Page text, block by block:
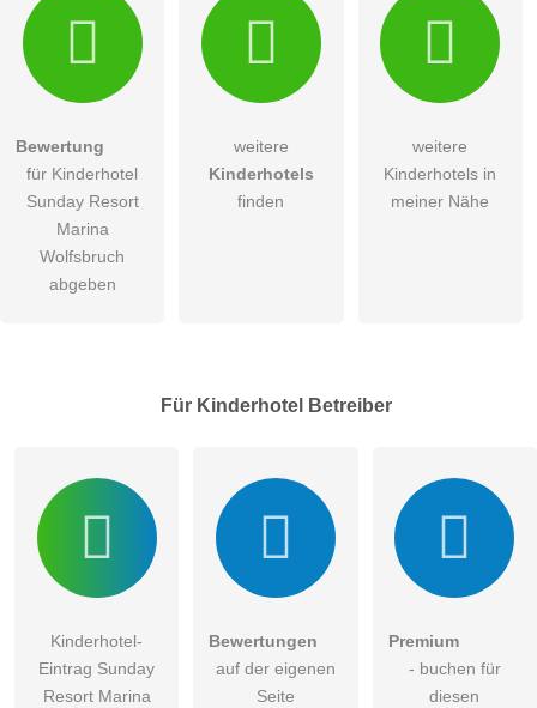
Bewertung
für Kinderhotel
Sunday Resort
Marina
Wolfsbruch
abgeben
weitere
Kinderhotels
finden
weitere
Kinderhotels in
meiner Nähe
Für Kinderhotel Betreiber
Kinderhotel-
Eintrag Sunday
Resort Marina
Bewertungen
auf der eigenen
Seite
Premium
- buchen für
diesen